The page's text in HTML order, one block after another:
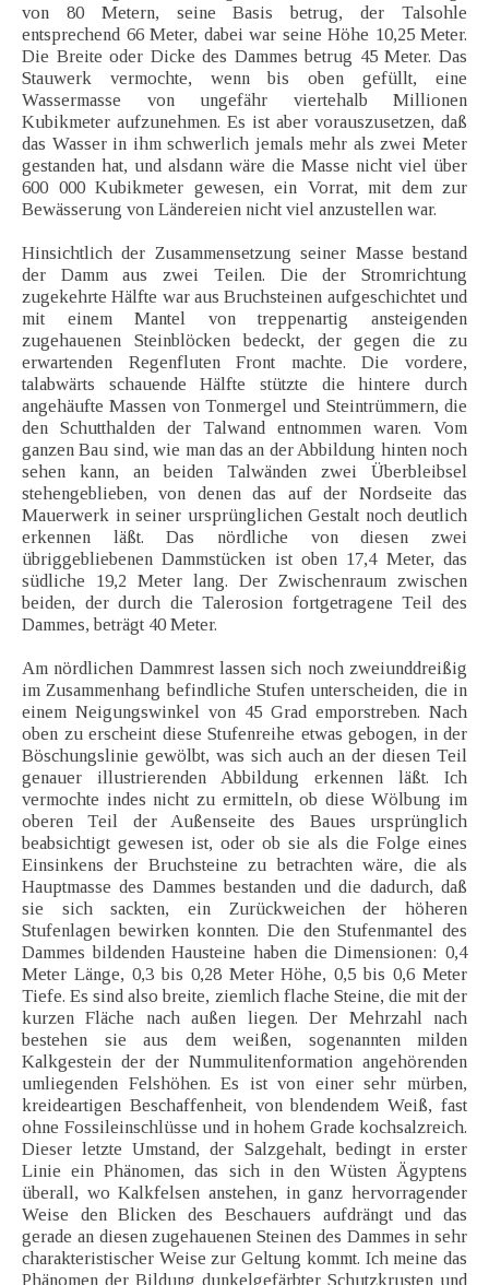
von 80 Metern, seine Basis betrug, der Talsohle
entsprechend 66 Meter, dabei war seine Höhe 10,25 Meter.
Die Breite oder Dicke des Dammes betrug 45 Meter. Das
Stauwerk vermochte, wenn bis oben gefüllt, eine
Wassermasse von ungefähr viertehalb Millionen
Kubikmeter aufzunehmen. Es ist aber vorauszusetzen, daß
das Wasser in ihm schwerlich jemals mehr als zwei Meter
gestanden hat, und alsdann wäre die Masse nicht viel über
600 000 Kubikmeter gewesen, ein Vorrat, mit dem zur
Bewässerung von Ländereien nicht viel anzustellen war.
Hinsichtlich der Zusammensetzung seiner Masse bestand
der Damm aus zwei Teilen. Die der Stromrichtung
zugekehrte Hälfte war aus Bruchsteinen aufgeschichtet und
mit einem Mantel von treppenartig ansteigenden
zugehauenen Steinblöcken bedeckt, der gegen die zu
erwartenden Regenfluten Front machte. Die vordere,
talabwärts schauende Hälfte stützte die hintere durch
angehäufte Massen von Tonmergel und Steintrümmern, die
den Schutthalden der Talwand entnommen waren. Vom
ganzen Bau sind, wie man das an der Abbildung hinten noch
sehen kann, an beiden Talwänden zwei Überbleibsel
stehengeblieben, von denen das auf der Nordseite das
Mauerwerk in seiner ursprünglichen Gestalt noch deutlich
erkennen läßt. Das nördliche von diesen zwei
übriggebliebenen Dammstücken ist oben 17,4 Meter, das
südliche 19,2 Meter lang. Der Zwischenraum zwischen
beiden, der durch die Talerosion fortgetragene Teil des
Dammes, beträgt 40 Meter.
Am nördlichen Dammrest lassen sich noch zweiunddreißig
im Zusammenhang befindliche Stufen unterscheiden, die in
einem Neigungswinkel von 45 Grad emporstreben. Nach
oben zu erscheint diese Stufenreihe etwas gebogen, in der
Böschungslinie gewölbt, was sich auch an der diesen Teil
genauer illustrierenden Abbildung erkennen läßt. Ich
vermochte indes nicht zu ermitteln, ob diese Wölbung im
oberen Teil der Außenseite des Baues ursprünglich
beabsichtigt gewesen ist, oder ob sie als die Folge eines
Einsinkens der Bruchsteine zu betrachten wäre, die als
Hauptmasse des Dammes bestanden und die dadurch, daß
sie sich sackten, ein Zurückweichen der höheren
Stufenlagen bewirken konnten. Die den Stufenmantel des
Dammes bildenden Hausteine haben die Dimensionen: 0,4
Meter Länge, 0,3 bis 0,28 Meter Höhe, 0,5 bis 0,6 Meter
Tiefe. Es sind also breite, ziemlich flache Steine, die mit der
kurzen Fläche nach außen liegen. Der Mehrzahl nach
bestehen sie aus dem weißen, sogenannten milden
Kalkgestein der der Nummulitenformation angehörenden
umliegenden Felshöhen. Es ist von einer sehr mürben,
kreideartigen Beschaffenheit, von blendendem Weiß, fast
ohne Fossileinschlüsse und in hohem Grade kochsalzreich.
Dieser letzte Umstand, der Salzgehalt, bedingt in erster
Linie ein Phänomen, das sich in den Wüsten Ägyptens
überall, wo Kalkfelsen anstehen, in ganz hervorragender
Weise den Blicken des Beschauers aufdrängt und das
gerade an diesen zugehauenen Steinen des Dammes in sehr
charakteristischer Weise zur Geltung kommt. Ich meine das
Phänomen der Bildung dunkelgefärbter Schutzkrusten und